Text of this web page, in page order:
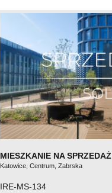
MIESZKANIE NA SPRZEDAŻ
Katowice, Centrum, Zabrska
IRE-MS-134